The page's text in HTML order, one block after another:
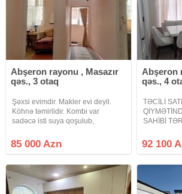
Abşeron rayonu , Masazır
qəs., 3 otaq
Şəxsi evimdir. Makler evi deyil.
Köhnə təmirlidir. Kombi var
sadəcə isti suya qoşulub,
mərkəzdir. 20-30 metr yaxənlıqda
Araz və Rahat marker var və 535
metr
85 000 Azn
Abşeron
qəs., 4
TƏCİLİ
SAHİBİ
yaşayış
bazar
92 100